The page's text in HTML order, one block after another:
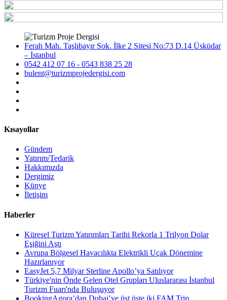
Ferah Mah. Taşlıbayır Sok. İlke 2 Sitesi No:73 D.14 Üsküdar
– İstanbul
0542 412 07 16 - 0543 838 25 28
bulent@turizmprojedergisi.com
Kısayollar
Gündem
Yatırım/Tedarik
Hakkımızda
Dergimiz
Künye
İletişim
Haberler
Küresel Turizm Yatırımları Tarihi Rekorla 1 Trilyon Dolar
Eşiğini Aştı
Avrupa Bölgesel Havacılıkta Elektrikli Uçak Dönemine
Hazırlanıyor
EasyJet 5,7 Milyar Sterline Apollo’ya Satılıyor
Türkiye'nin Önde Gelen Otel Grupları Uluslararası İstanbul
Turizm Fuarı'nda Buluşuyor
BookingAgora’dan Dubai’ye üst üste iki FAM Trip